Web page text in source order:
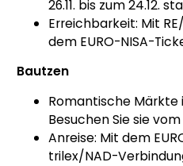
26.11. bis zum 24.12.
Erreichbarkeit: Mit
dem EURO-NISA-
Bautzen
Romantische Märkte
Besuchen Sie sie vom
Anreise: Mit dem
trilex/NAD-